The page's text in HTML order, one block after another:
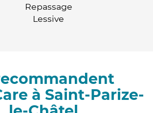
Repassage
Lessive
à Saint-Parize-